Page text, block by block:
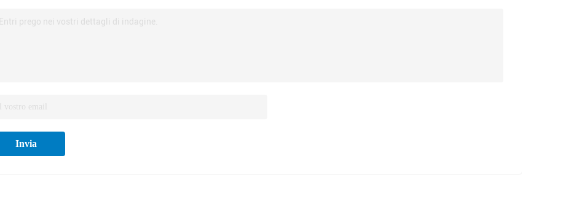
Entri prego nei vostri dettagli di indagine.
Invia